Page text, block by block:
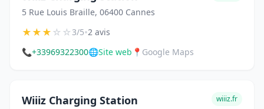
5 Rue Louis Braille, 06400 Cannes
★★★☆☆3/5•2 avis
📞+33969322300🌐Site web 📍 Google Maps
Wiiiz Charging Station wiiiz.fr